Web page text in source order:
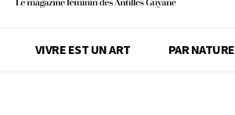
VIVRE EST UN ART PAR NATURE